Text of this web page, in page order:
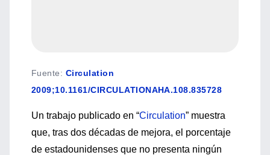
Fuente: Circulation
2009;10.1161/CIRCULATIONAHA.108.835728
Un trabajo publicado en “Circulation” muestra
que, tras dos décadas de mejora, el porcentaje
de estadounidenses que no presenta ningún